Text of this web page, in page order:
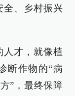
全、乡村振兴
人才，就像植
断作物的“病
”，最终保障